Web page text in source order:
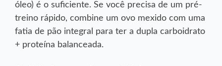
óleo) é o suficiente. Se você precisa de um pré-
treino rápido, combine um ovo mexido com uma
fatia de pão integral para ter a dupla carboidrato
+ proteína balanceada.